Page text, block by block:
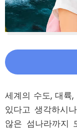
세계의 수도, 대륙
있다고 생각하시
않은 섬나라까지